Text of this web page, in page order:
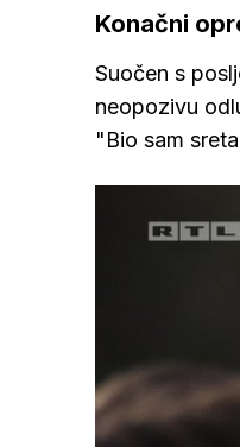
Konačni
Suočen s
neopozivu
"Bio sam